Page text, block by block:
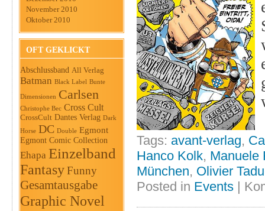
November 2010
Oktober 2010
OFT GEKLICKT
Abschlussband All Verlag
Batman Black Label Bunte
Dimensionen Carlsen
Christophe Bec Cross Cult
CrossCult Dantes Verlag Dark
Horse DC Double Egmont
Egmont Comic Collection
Ehapa Einzelband
FantasyFunny
Gesamtausgabe
Graphic Novel
Tags: avant-verlag,
Hanco Kolk, Manuele
München, Olivier
Posted in Events |